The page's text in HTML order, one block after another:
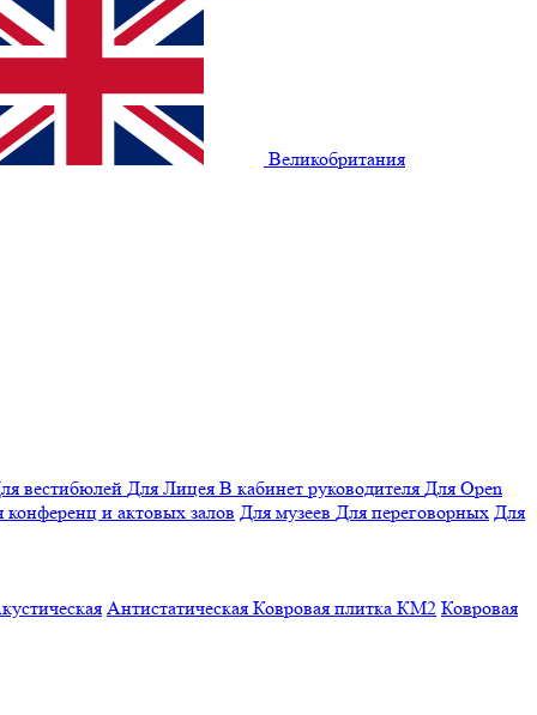
Великобритания
вестибюлей Для Лицея В кабинет руководителя Для Open
конференц и актовых залов Для музеев Для переговорных Для
Антистатическая Ковровая плитка КМ2 Ковровая